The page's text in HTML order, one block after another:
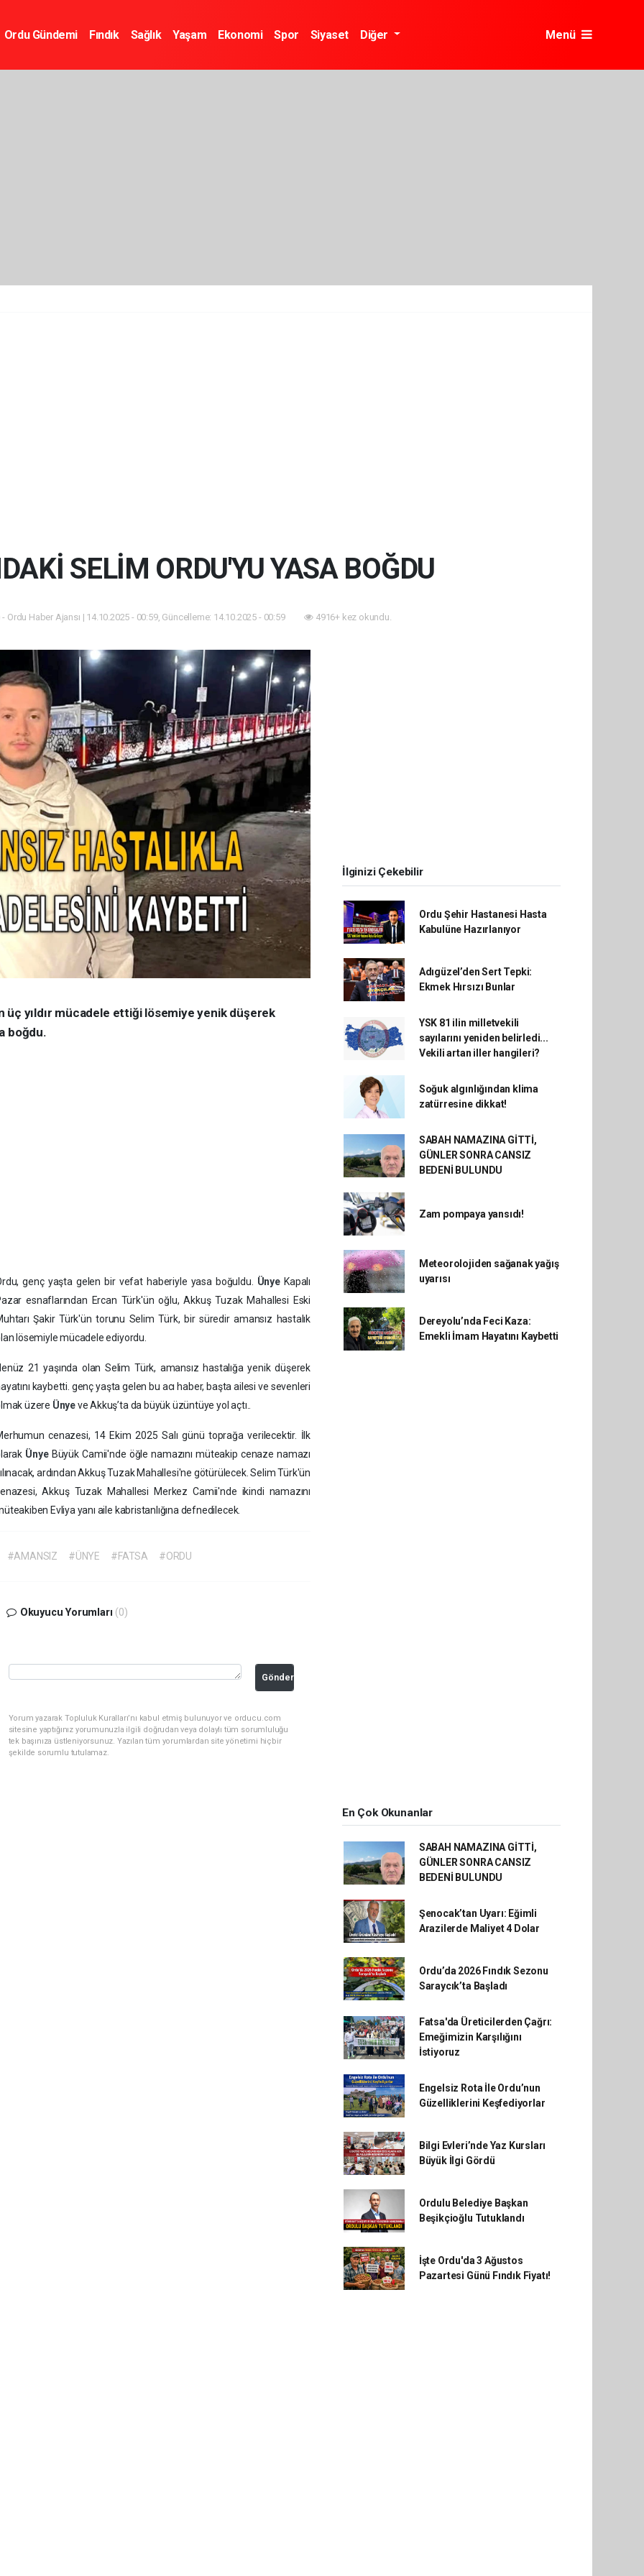
Ordu Gündemi Fındık Sağlık Yaşam Ekonomi Spor Siyaset Diğer Menü
SELİM ORDU'YU YASA BOĞDU
Ordu Haber Ajansı | 14.10.2025 - 00:59, Güncelleme: 14.10.2025 - 00:59 4916+ kez okundu.
üç yıldır mücadele ettiği lösemiye yenik düşerek
boğdu.
genç yaşta gelen bir vefat haberiyle yasa boğuldu. Ünye Kapalı
esnaflarından Ercan Türk'ün oğlu, Akkuş Tuzak Mahallesi Eski
Şakir Türk'ün torunu Selim Türk, bir süredir amansız hastalık
lösemiyle mücadele ediyordu.
21 yaşında olan Selim Türk, amansız hastalığa yenik düşerek
kaybetti. genç yaşta gelen bu acı haber, başta ailesi ve sevenleri
üzere Ünyeve Akkuş’ta da büyük üzüntüye yol açtı..
cenazesi, 14 Ekim 2025 Salı günü toprağa verilecektir. İlk
Ünye Büyük Camii'nde öğle namazını müteakip cenaze namazı
ardından Akkuş Tuzak Mahallesi'ne götürülecek. Selim Türk'ün
Akkuş Tuzak Mahallesi Merkez Camii'nde ikindi namazını
Evliya yanı aile kabristanlığına defnedilecek.
#AMANSIZ #ÜNYE #FATSA #ORDU
Okuyucu Yorumları (0)
Gönder
Yorum yazarak Topluluk Kuralları’nı kabul etmiş bulunuyor ve orducu.com
sitesine yaptığınız yorumunuzla ilgili doğrudan veya dolaylı tüm sorumluluğu
tek başınıza üstleniyorsunuz. Yazılan tüm yorumlardan site yönetimi hiçbir
şekilde sorumlu tutulamaz.
İlginizi Çekebilir
Ordu Şehir Hastanesi Hasta
Kabulüne Hazırlanıyor
Adıgüzel’den Sert Tepki:
Ekmek Hırsızı Bunlar
YSK 81 ilin milletvekili
sayılarını yeniden belirledi...
Vekili artan iller hangileri?
Soğuk algınlığından klima
zatürresine dikkat!
SABAH NAMAZINA GİTTİ,
GÜNLER SONRA CANSIZ
BEDENİ BULUNDU
Zam pompaya yansıdı!
Meteorolojiden sağanak yağış
uyarısı
Dereyolu’nda Feci Kaza:
Emekli İmam Hayatını Kaybetti
En Çok Okunanlar
SABAH NAMAZINA GİTTİ,
GÜNLER SONRA CANSIZ
BEDENİ BULUNDU
Şenocak’tan Uyarı: Eğimli
Arazilerde Maliyet 4 Dolar
Ordu’da 2026 Fındık Sezonu
Saraycık’ta Başladı
Fatsa'da Üreticilerden Çağrı:
Emeğimizin Karşılığını
İstiyoruz
Engelsiz Rota İle Ordu’nun
Güzelliklerini Keşfediyorlar
Bilgi Evleri’nde Yaz Kursları
Büyük İlgi Gördü
Ordulu Belediye Başkan
Beşikçioğlu Tutuklandı
İşte Ordu'da 3 Ağustos
Pazartesi Günü Fındık Fiyatı!